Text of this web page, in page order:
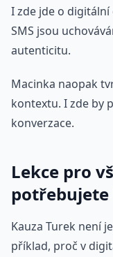
I zde jde o digitální
SMS jsou
autenticitu.
Macinka naopak
kontextu. I zde by
konverzace.
Lekce pro
potřebujete
Kauza Turek není
příklad, proč v